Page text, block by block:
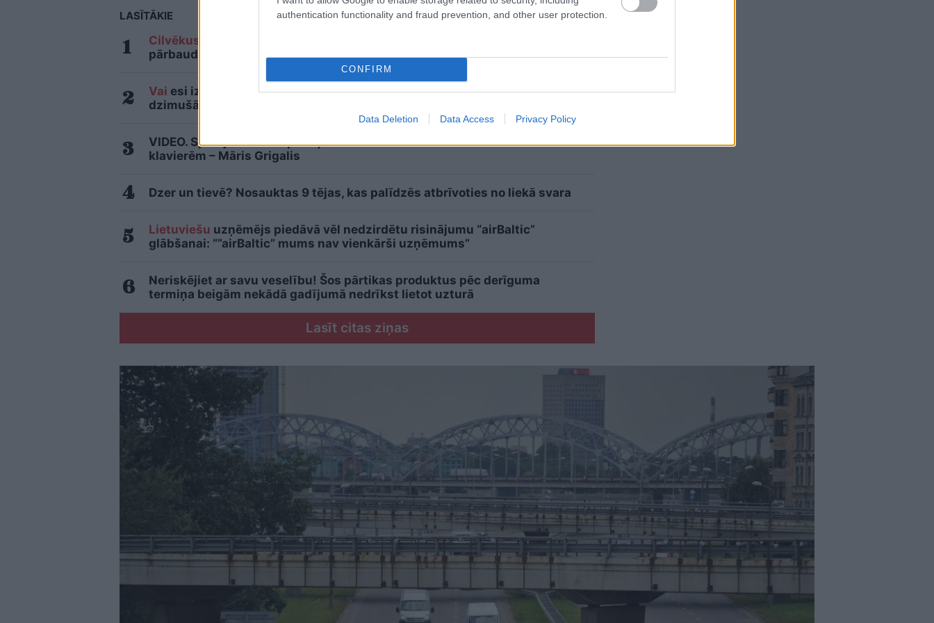
authentication functionality and fraud prevention, and other user protection.
CONFIRM
Data Deletion Data Access Privacy Policy
LASĪTĀKIE
Cilvēkus
pārbaudītu tavu erudīciju
Vai esi izvilcis laimīgo lozi? Lūk, par kādām sievām kļūst katrā mēnesī
dzimušās sievietes
VIDEO. Spānijas lidostā pēkšņi atskan Raimonda Paula mūzika! Pie
klavierēm – Māris Grigalis
Dzer un tievē? Nosauktas 9 tējas, kas palīdzēs atbrīvoties no liekā svara
Lietuviešu uzņēmējs piedāvā vēl nedzirdētu risinājumu “airBaltic”
glābšanai: “”airBaltic” mums nav vienkārši uzņēmums”
Neriskējiet ar savu veselību! Šos pārtikas produktus pēc derīguma
termiņa beigām nekādā gadījumā nedrīkst lietot uzturā
Lasīt citas ziņas